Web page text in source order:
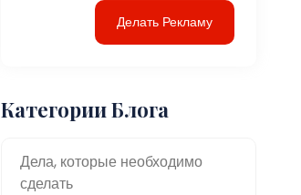
Делать Рекламу
Категории Блога
Дела, которые необходимо
сделать